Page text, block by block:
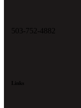
503-752-4882
Links